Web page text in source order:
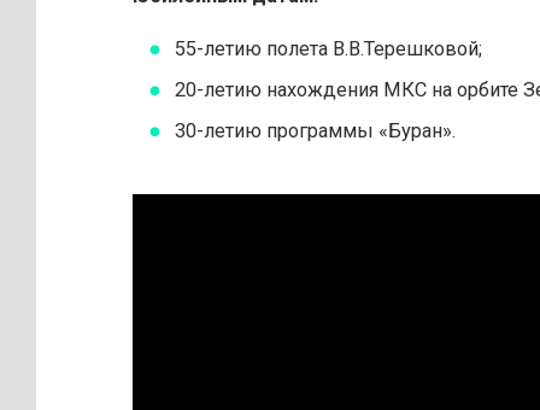
55-летию полета В.В.Терешковой;
20-летию нахождения МКС на орбите
30-летию программы «Буран».